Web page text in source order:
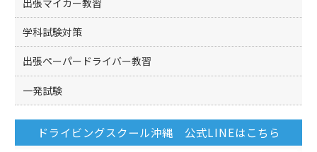
学科試験対策
出張ペーパードライバー教習
一発試験
ドライビングスクール沖縄 公式LINEはこちら